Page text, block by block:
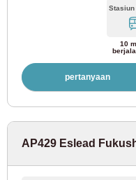
Stasiun
10
pertanyaan
AP429 Eslead
Jalur Kintetsu Minami-
Biro Transportasi Kota
Jalur kereta bawah